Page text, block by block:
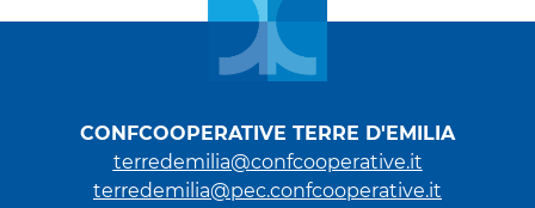
CONFCOOPERATIVE TERRE D'EMILIA
terredemilia@confcooperative.it
terredemilia@pec.confcooperative.it